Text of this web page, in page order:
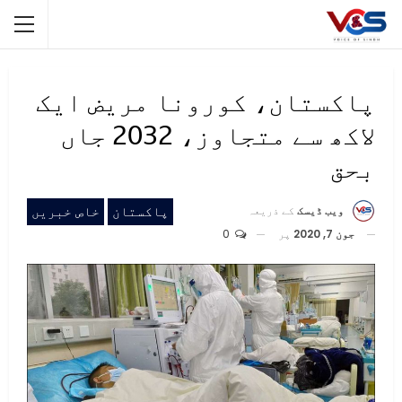
پاکستان، کورونا مریض ایک
لاکھ سے متجاوز، 2032 جاں
بحق
پاکستان خاص خبریں ویب ڈیسک کے ذریعہ
جون 7, 2020
پر